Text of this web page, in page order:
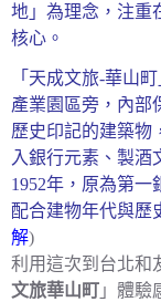
地」為理念，注重
核心。
「天成文旅-華山
產業園區旁，內部
歷史印記的建築物
入銀行元素、製酒
1952年，原為第
配合建物年代與歷
解)
利用這次到台北和
文旅華山町
」體驗